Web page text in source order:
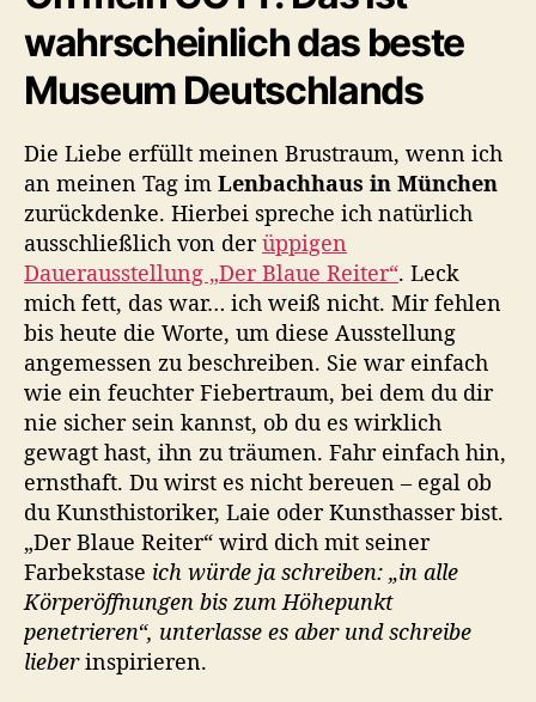
wahrscheinlich das beste
Museum Deutschlands
Die Liebe erfüllt meinen Brustraum, wenn ich
an meinen Tag im Lenbachhaus in München
zurückdenke. Hierbei spreche ich natürlich
ausschließlich von derüppigen
Dauerausstellung „Der Blaue Reiter“. Leck
mich fett, das war… ich weiß nicht. Mir fehlen
bis heute die Worte, um diese Ausstellung
angemessen zu beschreiben. Sie war einfach
wie ein feuchter Fiebertraum, bei dem du dir
nie sicher sein kannst, ob du es wirklich
gewagt hast, ihn zu träumen. Fahr einfach hin,
ernsthaft. Du wirst es nicht bereuen – egal ob
du Kunsthistoriker, Laie oder Kunsthasser bist.
„Der Blaue Reiter“ wird dich mit seiner
Farbekstase ich würde ja schreiben: „in alle
Körperöffnungen bis zum Höhepunkt
penetrieren“, unterlasse es aber und schreibe
lieberinspirieren.